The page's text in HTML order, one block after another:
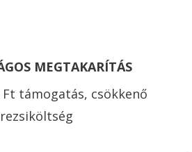
MEGTAKARÍTÁS
támogatás, csökkenő
rezsiköltség